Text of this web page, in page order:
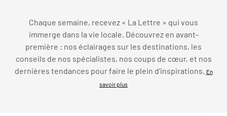
Chaque semaine, recevez « La Lettre » qui vous
immerge dans la vie locale. Découvrez en avant-
première : nos éclairages sur les destinations, les
conseils de nos spécialistes, nos coups de cœur, et nos
dernières tendances pour faire le plein d’inspirations.
En
savoir plus